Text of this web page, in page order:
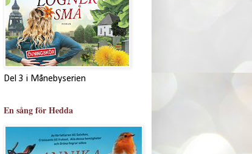
Del 3 i Månebyserien
En sång för Hedda